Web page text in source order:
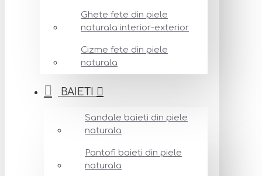
Ghete fete din piele
naturala interior-exterior
Cizme fete din piele
naturala
BAIETI
Sandale baieti din piele
naturala
Pantofi baieti din piele
naturala